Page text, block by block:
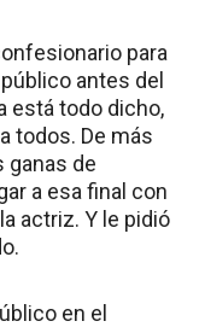
para
antes del
está todo dicho,
todos. De más
ganas de
a esa final con
actriz. Y le pidió
en el